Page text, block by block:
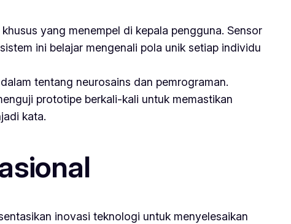
yang menempel di kepala pengguna. Sensor
ini belajar mengenali pola unik setiap individu
tentang neurosains dan pemrograman.
prototipe berkali-kali untuk memastikan
kata.
inovasi teknologi untuk menyelesaikan